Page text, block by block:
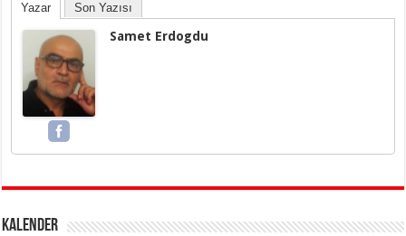
Yazar Son Yazısı
Samet Erdogdu
KALENDER